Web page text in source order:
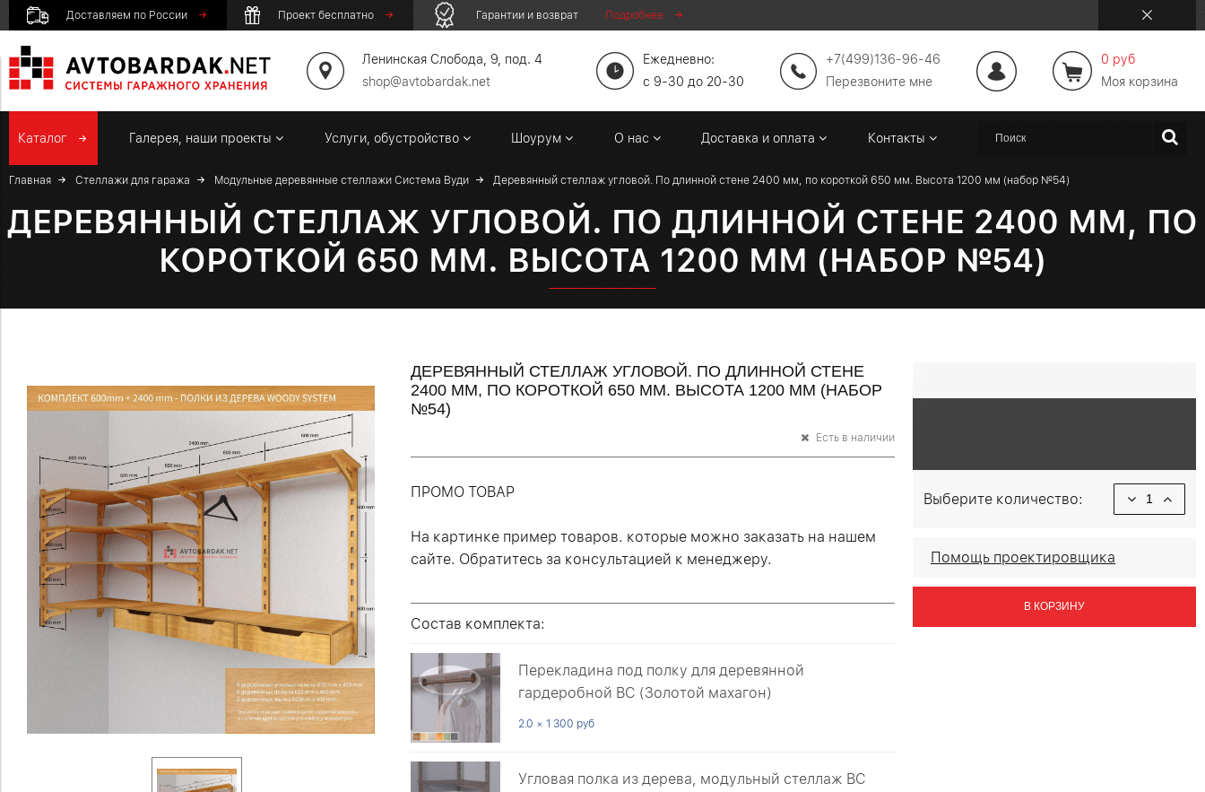
Доставляем по России Проект бесплатно Гарантии и возврат Подробнее
Ленинская Слобода, 9, под. 4
shop@avtobardak.net
Ежедневно:
c 9-30 до 20-30
+7(499)136-96-46
Перезвоните мне
0 руб
Моя корзина
Каталог Галерея, наши проекты Услуги, обустройство Шоурум О нас Доставка и оплата Контакты
Главная Стеллажи для гаража Модульные деревянные стеллажи Система Вуди Деревянный стеллаж угловой. По длинной стене 2400 мм, по короткой 650 мм. Высота 1200 мм (набор №54)
ДЕРЕВЯННЫЙ СТЕЛЛАЖ УГЛОВОЙ. ПО ДЛИННОЙ СТЕНЕ 2400 ММ, ПО
КОРОТКОЙ 650 ММ. ВЫСОТА 1200 ММ (НАБОР №54)
ДЕРЕВЯННЫЙ СТЕЛЛАЖ УГЛОВОЙ. ПО ДЛИННОЙ СТЕНЕ
2400 ММ, ПО КОРОТКОЙ 650 ММ. ВЫСОТА 1200 ММ (НАБОР
№54)
Есть в наличии
ПРОМО ТОВАР
На картинке пример товаров. которые можно заказать на нашем
сайте. Обратитесь за консультацией к менеджеру.
Состав комплекта:
Перекладина под полку для деревянной
гардеробной ВС (Золотой махагон)
2.0 × 1 300 руб
Угловая полка из дерева, модульный стеллаж ВС
Выберите количество:
Помощь проектировщика
В КОРЗИНУ